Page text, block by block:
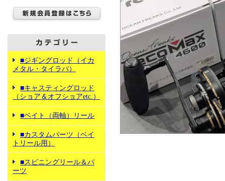
■ジギングロッド（イカ
メタル・タイラバ）
■キャスティングロッド
（ショア＆オフショアetc.）
■ベイト（両軸）リール
■カスタムパーツ（ベイ
トリール用）
■スピニングリール＆パ
ーツ